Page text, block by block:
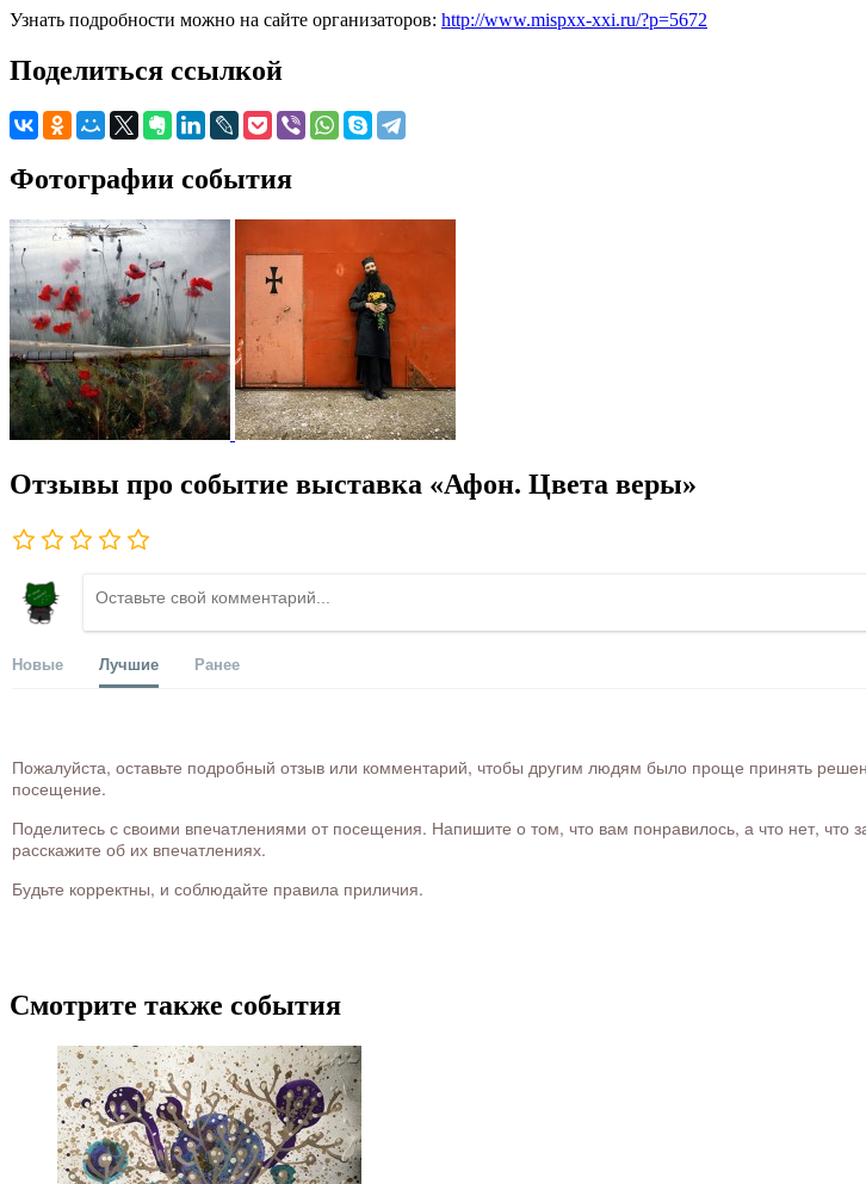
Узнать подробности можно на сайте организаторов: http://www.mispxx-xxi.ru/?p=5672
Поделиться ссылкой
Фотографии события
Отзывы про событие выставка «Афон. Цвета веры»
Новые Лучшие Ранее
Пожалуйста, оставьте подробный отзыв или комментарий, чтобы другим людям было проще принять
посещение.
Поделитесь с своими впечатлениями от посещения. Напишите о том, что вам понравилось, а что нет,
расскажите об их впечатлениях.
Будьте корректны, и соблюдайте правила приличия.
Смотрите также события